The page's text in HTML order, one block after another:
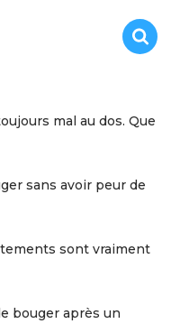
mal au dos. Que
sans avoir peur de
sont vraiment
bouger après un